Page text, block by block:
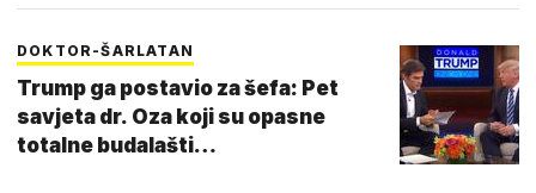
DOKTOR-ŠARLATAN
Trump ga postavio za šefa: Pet
savjeta dr. Oza koji su opasne
totalne budalašti…